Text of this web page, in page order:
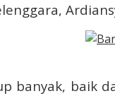
banyak, baik